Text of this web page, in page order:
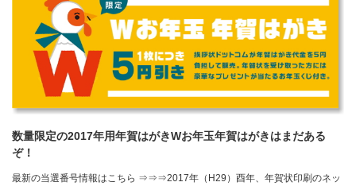
数量限定の2017年用年賀はがきWお年玉年賀はがきはまだある
ぞ！
最新の当選番号情報はこちら ⇒⇒⇒2017年（H29）酉年、年賀状印刷のネッ